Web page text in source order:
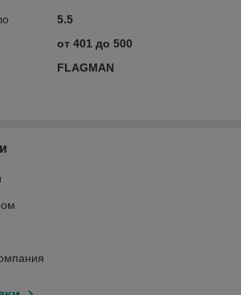
5.5
от 401 до 500
FLAGMAN